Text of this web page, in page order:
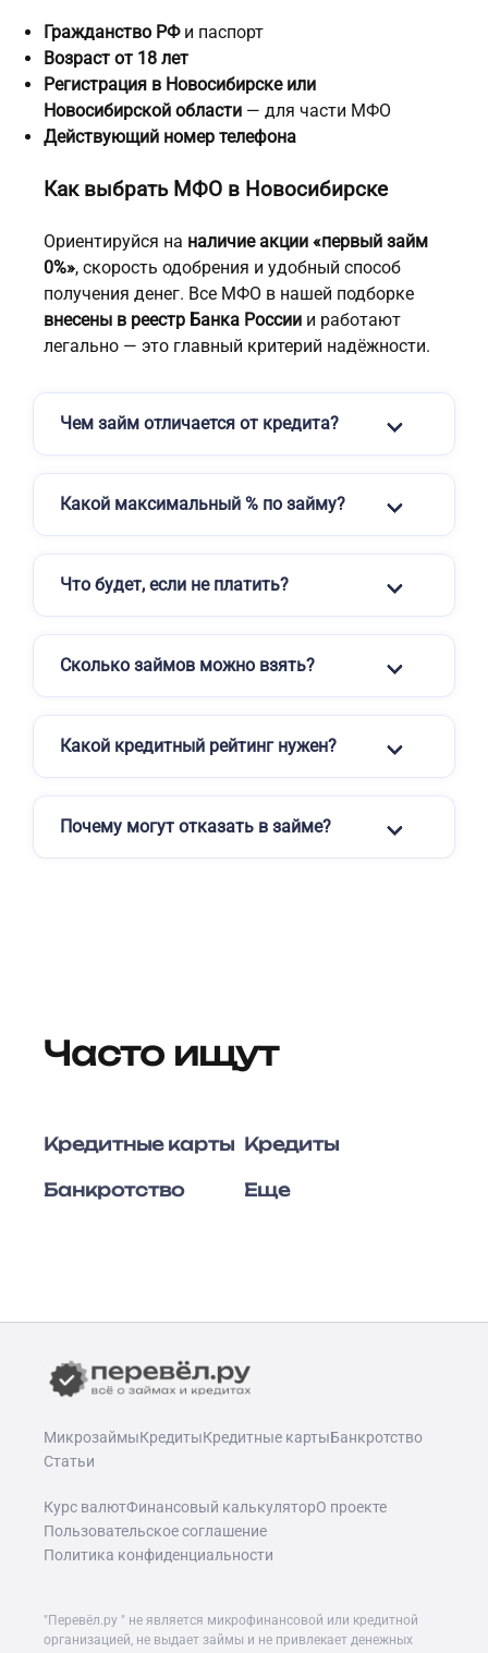
Гражданство РФи паспорт
Возраст от 18 лет
Регистрация в Новосибирске или
Новосибирской области — для части МФО
Действующий номер телефона
Как выбрать МФО в Новосибирске
Ориентируйся на наличие акции «первый займ
0%», скорость одобрения и удобный способ
получения денег. Все МФО в нашей подборке
внесены в реестр Банка России и работают
легально — это главный критерий надёжности.
Чем займ отличается от кредита?
Какой максимальный % по займу?
Что будет, если не платить?
Сколько займов можно взять?
Какой кредитный рейтинг нужен?
Почему могут отказать в займе?
Часто ищут
Кредитные карты Кредиты
Банкротство Еще
МикрозаймыКредитыКредитные картыБанкротство
Статьи
Курс валютФинансовый калькуляторО проекте
Пользовательское соглашение
Политика конфиденциальности
"Перевёл.ру " не является микрофинансовой или кредитной
организацией, не выдает займы и не привлекает денежных